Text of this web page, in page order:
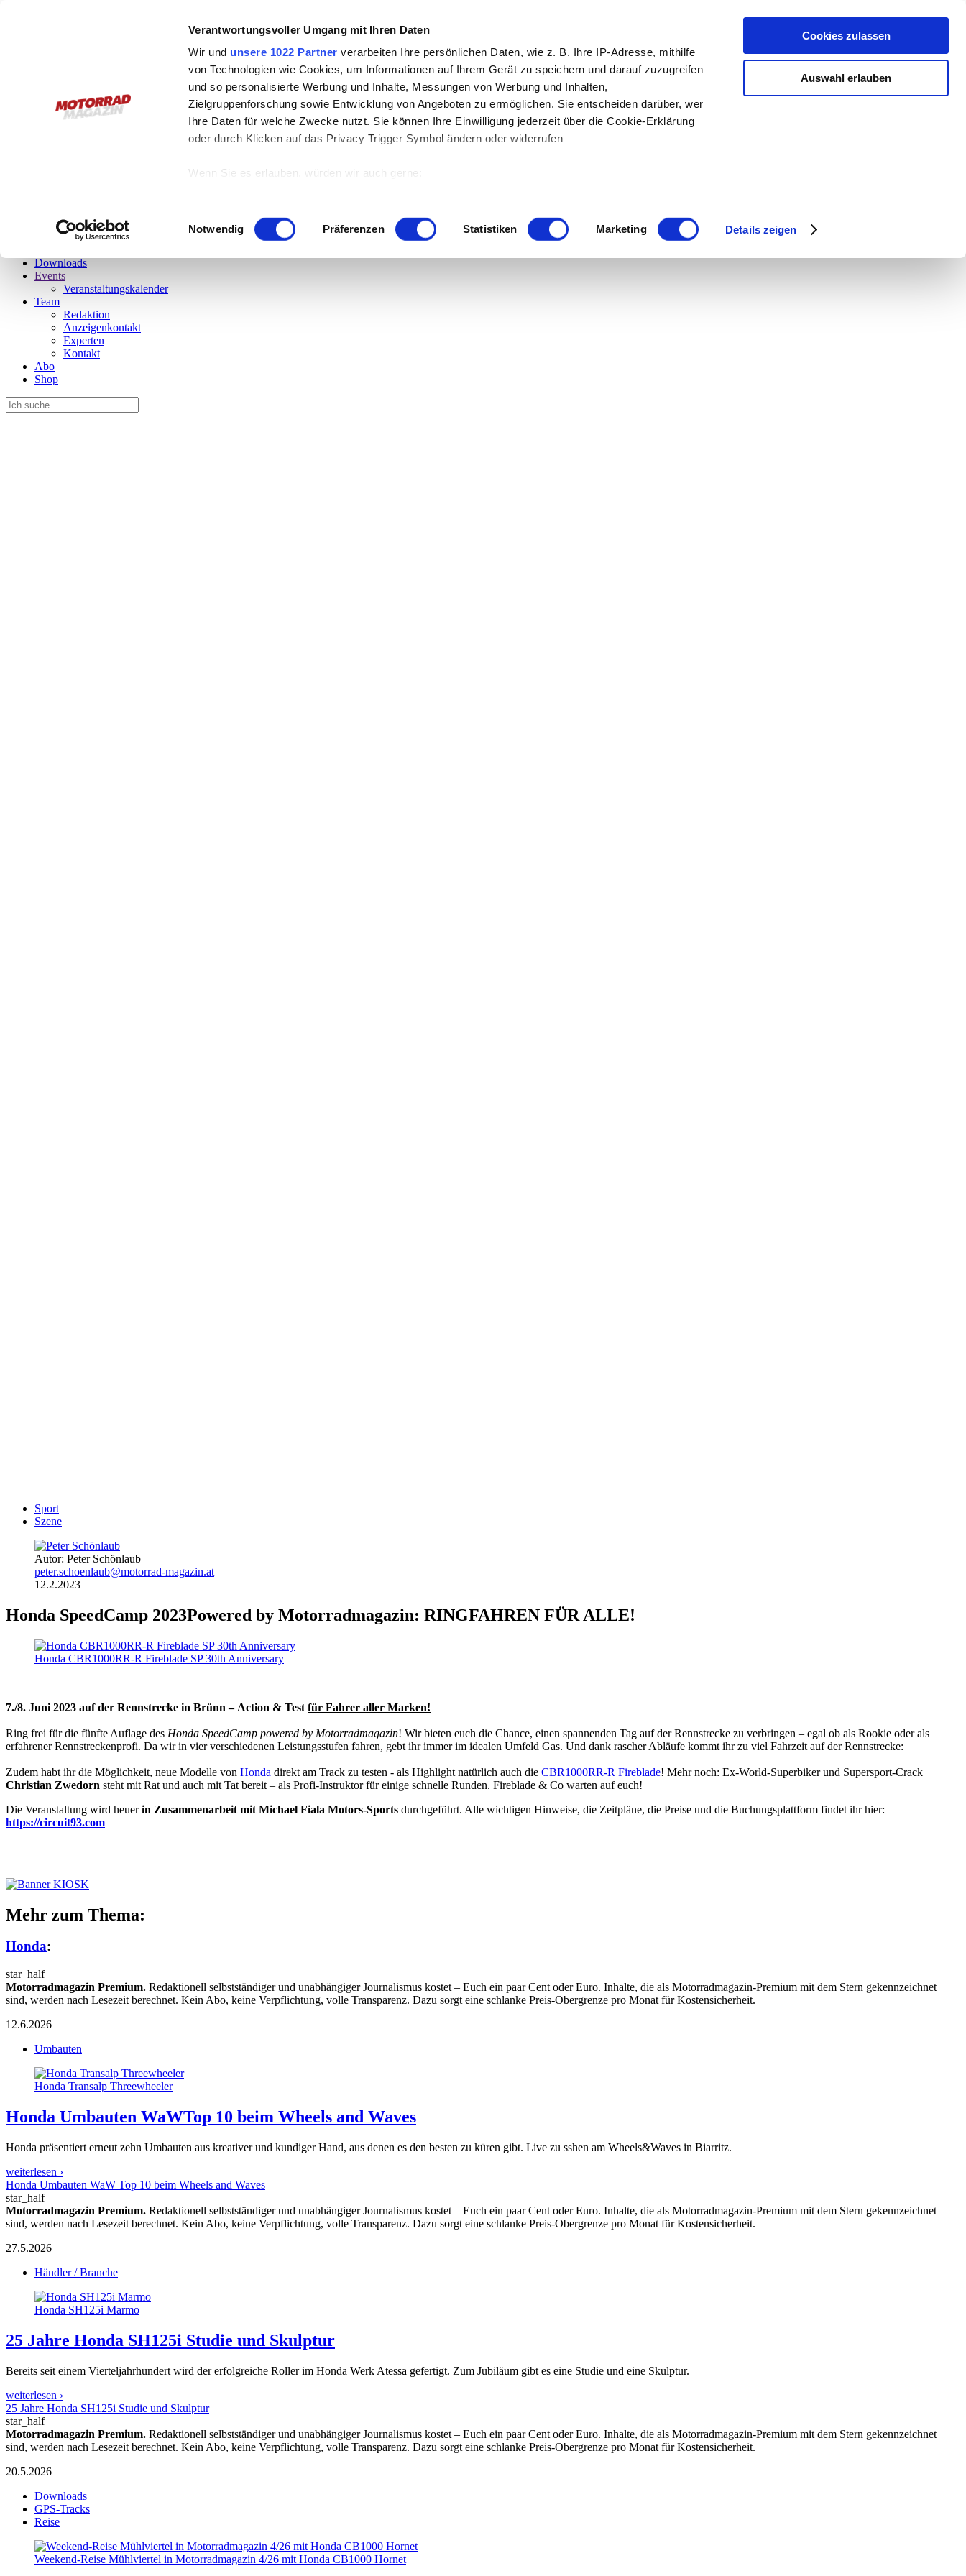
Verantwortungsvoller Umgang mit Ihren Daten
Wir und unsere 1022 Partner verarbeiten Ihre persönlichen Daten, wie z. B. Ihre IP-Adresse, mithilfe
von Technologien wie Cookies, um Informationen auf Ihrem Gerät zu speichern und darauf zuzugreifen
und so personalisierte Werbung und Inhalte, Messungen von Werbung und Inhalten,
Zielgruppenforschung sowie Entwicklung von Angeboten zu ermöglichen. Sie entscheiden darüber, wer
Ihre Daten für welche Zwecke nutzt. Sie können Ihre Einwilligung jederzeit über die Cookie-Erklärung
oder durch Klicken auf das Privacy Trigger Symbol ändern oder widerrufen
Wenn Sie es erlauben, würden wir auch gerne:
Ihr Gerät durch aktives Scannen nach bestimmten Merkmalen (Fingerprinting) identifizieren
Einwilligungsauswahl
Notwendig Präferenzen Statistiken Marketing Details zeigen
Cookies zulassen
Auswahl erlauben
Bitte, gerne!Einfach auf das Vorschaubild klicken und schon startet der Download.
Stories
Fotos
Downloads
Events
Veranstaltungskalender
Team
Redaktion
Anzeigenkontakt
Experten
Kontakt
Abo
Shop
Sport
Szene
Autor: Peter Schönlaub
peter.schoenlaub@motorrad-magazin.at
12.2.2023
Honda SpeedCamp 2023Powered by Motorradmagazin: RINGFAHREN FÜR ALLE!
Honda CBR1000RR-R Fireblade SP 30th Anniversary
7./8. Juni 2023 auf der Rennstrecke in Brünn – Action & Test für Fahrer aller Marken!
Ring frei für die fünfte Auflage des Honda SpeedCamp powered by Motorradmagazin! Wir bieten euch die Chance, einen spannenden Tag auf der Rennstrecke zu verbringen – egal ob als Rookie oder als
erfahrener Rennstreckenprofi. Da wir in vier verschiedenen Leistungsstufen fahren, gebt ihr immer im idealen Umfeld Gas. Und dank rascher Abläufe kommt ihr zu viel Fahrzeit auf der Rennstrecke:
Zudem habt ihr die Möglichkeit, neue Modelle von Honda direkt am Track zu testen - als Highlight natürlich auch die CBR1000RR-R Fireblade! Mehr noch: Ex-World-Superbiker und Supersport-Crack
Christian Zwedorn steht mit Rat und auch mit Tat bereit – als Profi-Instruktor für einige schnelle Runden. Fireblade & Co warten auf euch!
Die Veranstaltung wird heuerin Zusammenarbeit mit Michael Fiala Motors-Sports durchgeführt. Alle wichtigen Hinweise, die Zeitpläne, die Preise und die Buchungsplattform findet ihr hier:
https://circuit93.com
Mehr zum Thema:
Honda:
star_half
Motorradmagazin Premium. Redaktionell selbstständiger und unabhängiger Journalismus kostet – Euch ein paar Cent oder Euro. Inhalte, die als Motorradmagazin-Premium mit dem Stern gekennzeichnet
sind, werden nach Lesezeit berechnet. Kein Abo, keine Verpflichtung, volle Transparenz. Dazu sorgt eine schlanke Preis-Obergrenze pro Monat für Kostensicherheit.
12.6.2026
Umbauten
Honda Transalp Threewheeler
Honda Umbauten WaWTop 10 beim Wheels and Waves
Honda präsentiert erneut zehn Umbauten aus kreativer und kundiger Hand, aus denen es den besten zu küren gibt. Live zu sshen am Wheels&Waves in Biarritz.
weiterlesen ›
Honda Umbauten WaW Top 10 beim Wheels and Waves
star_half
Motorradmagazin Premium. Redaktionell selbstständiger und unabhängiger Journalismus kostet – Euch ein paar Cent oder Euro. Inhalte, die als Motorradmagazin-Premium mit dem Stern gekennzeichnet
sind, werden nach Lesezeit berechnet. Kein Abo, keine Verpflichtung, volle Transparenz. Dazu sorgt eine schlanke Preis-Obergrenze pro Monat für Kostensicherheit.
27.5.2026
Händler / Branche
Honda SH125i Marmo
25 Jahre Honda SH125i Studie und Skulptur
Bereits seit einem Vierteljahrhundert wird der erfolgreiche Roller im Honda Werk Atessa gefertigt. Zum Jubiläum gibt es eine Studie und eine Skulptur.
weiterlesen ›
25 Jahre Honda SH125i Studie und Skulptur
star_half
Motorradmagazin Premium. Redaktionell selbstständiger und unabhängiger Journalismus kostet – Euch ein paar Cent oder Euro. Inhalte, die als Motorradmagazin-Premium mit dem Stern gekennzeichnet
sind, werden nach Lesezeit berechnet. Kein Abo, keine Verpflichtung, volle Transparenz. Dazu sorgt eine schlanke Preis-Obergrenze pro Monat für Kostensicherheit.
20.5.2026
Downloads
GPS-Tracks
Reise
Weekend-Reise Mühlviertel in Motorradmagazin 4/26 mit Honda CB1000 Hornet